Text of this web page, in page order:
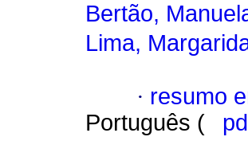
Bertão,
Lima,
· resumo
Português (